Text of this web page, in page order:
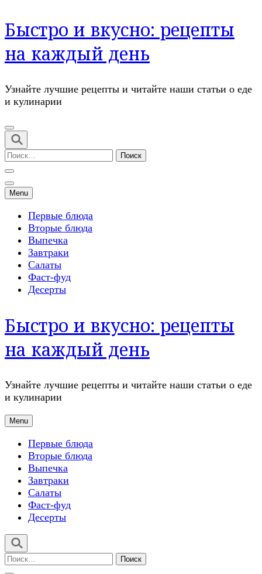
Перейти
к
содержимому
(нажмите
Быстро и вкусно: рецепты
на каждый день
Узнайте лучшие рецепты и читайте наши статьи о еде
и кулинарии
Найти:
Menu
Первые блюда
Вторые блюда
Выпечка
Завтраки
Салаты
Фаст-фуд
Десерты
Быстро и вкусно: рецепты
на каждый день
Узнайте лучшие рецепты и читайте наши статьи о еде
и кулинарии
Menu
Первые блюда
Вторые блюда
Выпечка
Завтраки
Салаты
Фаст-фуд
Десерты
Найти: